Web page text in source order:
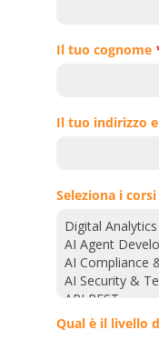
Il tuo cognome
Il tuo indirizzo
Seleziona i
Qual è il livello